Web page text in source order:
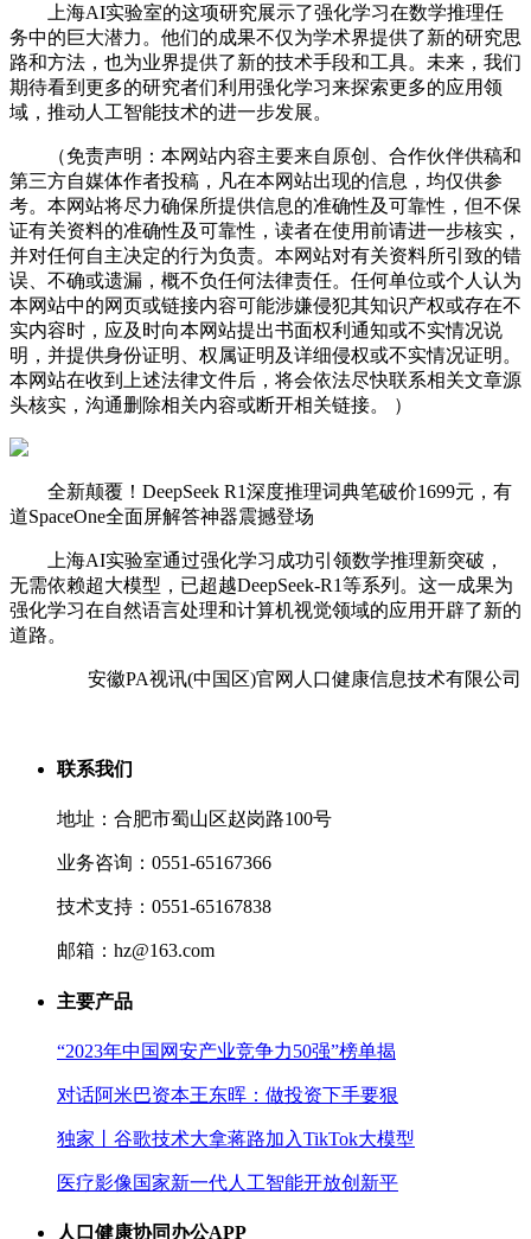
上海AI实验室的这项研究展示了强化学习在数学推理任
务中的巨大潜力。他们的成果不仅为学术界提供了新的研究思
路和方法，也为业界提供了新的技术手段和工具。未来，我们
期待看到更多的研究者们利用强化学习来探索更多的应用领
域，推动人工智能技术的进一步发展。
（免责声明：本网站内容主要来自原创、合作伙伴供稿和
第三方自媒体作者投稿，凡在本网站出现的信息，均仅供参
考。本网站将尽力确保所提供信息的准确性及可靠性，但不保
证有关资料的准确性及可靠性，读者在使用前请进一步核实，
并对任何自主决定的行为负责。本网站对有关资料所引致的错
误、不确或遗漏，概不负任何法律责任。任何单位或个人认为
本网站中的网页或链接内容可能涉嫌侵犯其知识产权或存在不
实内容时，应及时向本网站提出书面权利通知或不实情况说
明，并提供身份证明、权属证明及详细侵权或不实情况证明。
本网站在收到上述法律文件后，将会依法尽快联系相关文章源
头核实，沟通删除相关内容或断开相关链接。 ）
全新颠覆！DeepSeek R1深度推理词典笔破价1699元，有
道SpaceOne全面屏解答神器震撼登场
上海AI实验室通过强化学习成功引领数学推理新突破，
无需依赖超大模型，已超越DeepSeek-R1等系列。这一成果为
强化学习在自然语言处理和计算机视觉领域的应用开辟了新的
道路。
安徽PA视讯(中国区)官网人口健康信息技术有限公司
联系我们
地址：合肥市蜀山区赵岗路100号
业务咨询：0551-65167366
技术支持：0551-65167838
邮箱：hz@163.com
主要产品
“2023年中国网安产业竞争力50强”榜单揭
对话阿米巴资本王东晖：做投资下手要狠
独家丨谷歌技术大拿蒋路加入TikTok大模型
医疗影像国家新一代人工智能开放创新平
人口健康协同办公APP